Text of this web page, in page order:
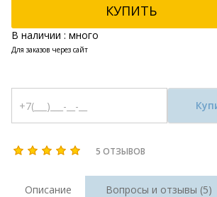
КУПИТЬ
В наличии : много
Для заказов через сайт
5 ОТЗЫВОВ
Описание Вопросы и отзывы (5)